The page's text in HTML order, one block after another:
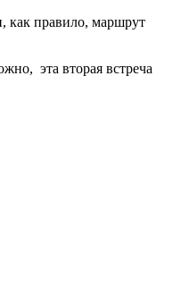
как правило, маршрут
эта вторая встреча